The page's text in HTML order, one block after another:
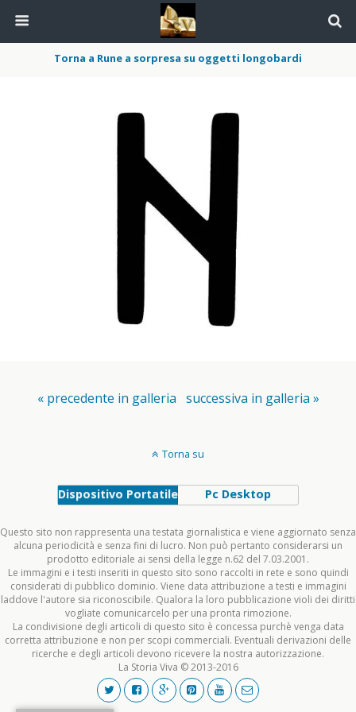
Torna a Rune a sorpresa su oggetti longobardi
« precedente in galleria successiva in galleria »
Torna su
Dispositivo Portatile Pc Desktop
Questo sito non rappresenta una testata giornalistica e viene aggiornato senza
alcuna periodicità e senza fini di lucro. Non può pertanto considerarsi un
prodotto editoriale ai sensi della legge n.62 del 7.03.2001.
Le immagini e i testi inseriti in questo sito sono raccolti in rete e sono quindi
considerati di pubblico dominio. Viene data attribuzione a testi e immagini
laddove l'autore sia riconoscibile. Qualora la loro pubblicazione violi dei diritti
vogliate comunicarcelo per una pronta rimozione.
La condivisione degli articoli di questo sito è concessa purchè venga data
corretta attribuzione e non per scopi commerciali. Eventuali derivazioni delle
ricerche e degli articoli devono ricevere la nostra autorizzazione.
La Storia Viva © 2013-2016